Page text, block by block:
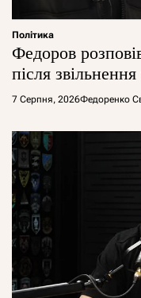
Політика
Федоров
після
7 Серпня, 2026Федоренко